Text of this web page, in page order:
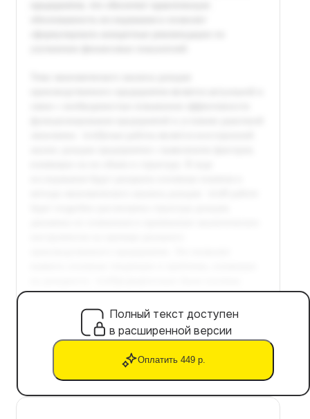
Полный текст доступен
в расширенной версии
Оплатить 449 р.